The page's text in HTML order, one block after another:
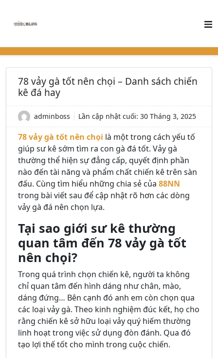
78 vảy gà tốt nên chọi – Danh sách chiến
kê đá hay
adminboss Lần cập nhật cuối: 30 Tháng 3, 2025
78 vảy gà tốt nên chọi là một trong cách yếu tố
giúp sư kê sớm tìm ra con gà đá tốt. Vảy gà
thường thể hiện sự đẳng cấp, quyết định phần
nào đến tài năng và phẩm chất chiến kê trên sàn
đấu. Cùng tìm hiểu những chia sẻ của 88NN
trong bài viết sau để cập nhật rõ hơn các dòng
vảy gà đá nên chọn lựa.
Tại sao giới sư kê thường
quan tâm đến 78 vảy gà tốt
nên chọi?
Trong quá trình chọn chiến kê, người ta không
chỉ quan tâm đến hình dáng như chân, mào,
dáng đứng… Bên cạnh đó anh em còn chọn qua
các loại vảy gà. Theo kinh nghiệm đúc kết, họ cho
rằng chiến kê sở hữu loại vảy quý hiếm thường
linh hoạt trong việc sử dụng đòn đánh. Qua đó
tạo lợi thế tốt cho mình trong cuộc chiến.